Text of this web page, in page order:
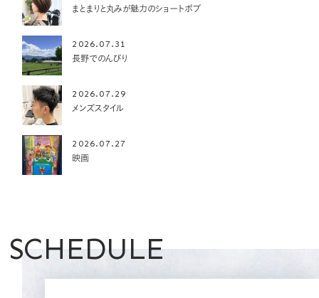
まとまりと丸みが魅力のショートボブ
2026.07.31
長野でのんびり
2026.07.29
メンズスタイル
2026.07.27
映画
SCHEDULE